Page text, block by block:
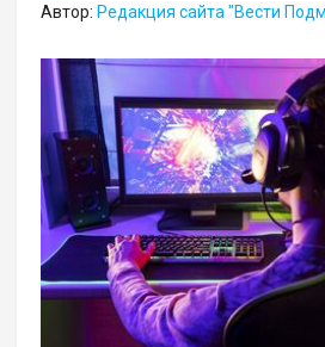
Автор:Редакция сайта "Вести